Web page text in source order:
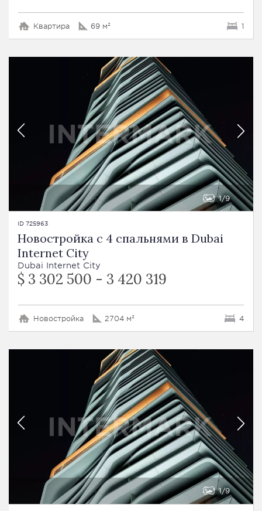
Квартира 69 м² 1
1 9
ID 725963
Новостройка с 4 спальнями в Dubai
Internet City
Dubai Internet City
$ 3 302 500 - 3 420 319
Новостройка 2704 м² 4
1 9